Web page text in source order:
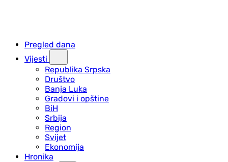
Pregled dana
Vijesti
Republika Srpska
Društvo
Banja Luka
Gradovi i opštine
BiH
Srbija
Region
Svijet
Ekonomija
Hronika